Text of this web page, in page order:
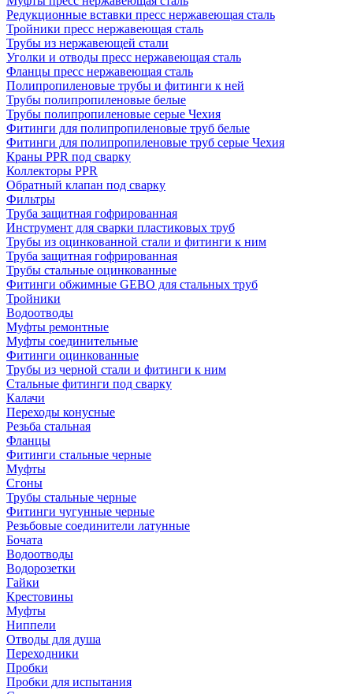
Редукционные вставки пресс нержавеющая сталь
Тройники пресс нержавеющая сталь
Трубы из нержавеющей стали
Уголки и отводы пресс нержавеющая сталь
Фланцы пресс нержавеющая сталь
Полипропиленовые трубы и фитинги к ней
Трубы полипропиленовые белые
Трубы полипропиленовые серые Чехия
Фитинги для полипропиленовые труб белые
Фитинги для полипропиленовые труб серые Чехия
Краны PPR под сварку
Коллекторы PPR
Обратный клапан под сварку
Фильтры
Труба защитная гофрированная
Инструмент для сварки пластиковых труб
Трубы из оцинкованной стали и фитинги к ним
Труба защитная гофрированная
Трубы стальные оцинкованные
Фитинги обжимные GEBO для стальных труб
Тройники
Водоотводы
Муфты ремонтные
Муфты соединительные
Фитинги оцинкованные
Трубы из черной стали и фитинги к ним
Стальные фитинги под сварку
Калачи
Переходы конусные
Резьба стальная
Фланцы
Фитинги стальные черные
Муфты
Сгоны
Трубы стальные черные
Фитинги чугунные черные
Резьбовые соединители латунные
Бочата
Водоотводы
Водорозетки
Гайки
Крестовины
Муфты
Ниппели
Отводы для душа
Переходники
Пробки
Пробки для испытания